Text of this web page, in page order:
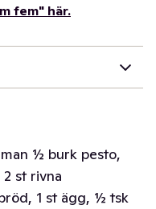
fem" här.
½ burk pesto,
st rivna
1 st ägg, ½ tsk